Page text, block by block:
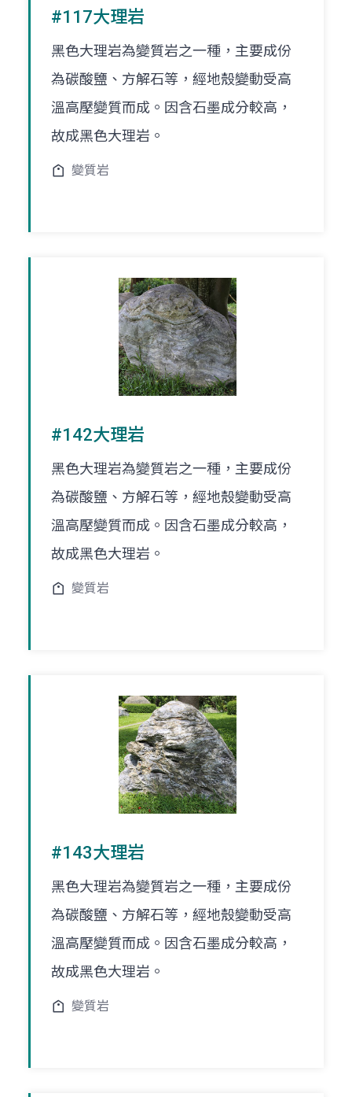
#117大理岩
黑色大理岩為變質岩之一種，主要成份
為碳酸鹽、方解石等，經地殼變動受高
溫高壓變質而成。因含石墨成分較高，
故成黑色大理岩。
變質岩
#142大理岩
黑色大理岩為變質岩之一種，主要成份
為碳酸鹽、方解石等，經地殼變動受高
溫高壓變質而成。因含石墨成分較高，
故成黑色大理岩。
變質岩
#143大理岩
黑色大理岩為變質岩之一種，主要成份
為碳酸鹽、方解石等，經地殼變動受高
溫高壓變質而成。因含石墨成分較高，
故成黑色大理岩。
變質岩